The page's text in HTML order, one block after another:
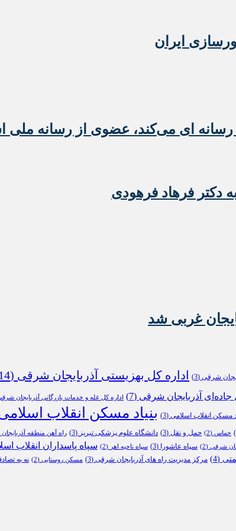
ایران
رسانه ای می‌کند، عضوی از رسانه
دکتر فرهاد فرهودی
غربی شد
شرقی (3) اداره کل بهزیستی آذربایجان شرقی (14)
آذربایجان شرقی (7) اداره کل غله و خدمات بازرگانی آذربایجان
مسکن انقلاب اسلامی (3) بنیاد مسکن انقلاب
حماس (2) حمل و نقل (3) دانشگاه علوم پزشکی تبریز (3) راه آهن منطقه آذربایجان
شرقی (2) سپاه عاشورا (3) سپاه ناحیه اهر (2) سپاه پاسداران انقلاب
(4) مرکز مدیریت راه های آذربایجان شرقی (3) مسکن روستایی (2) نه به